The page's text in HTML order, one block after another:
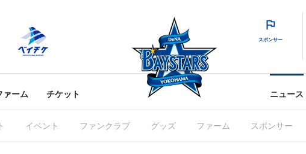
スポンサー
ァーム チケット ニュース
イベント ファンクラブ グッズ ファーム スポンサー